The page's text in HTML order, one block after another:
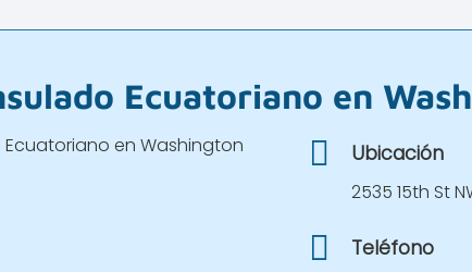
Ecuatoriano en
Ubicación
2535 15th St
Teléfono